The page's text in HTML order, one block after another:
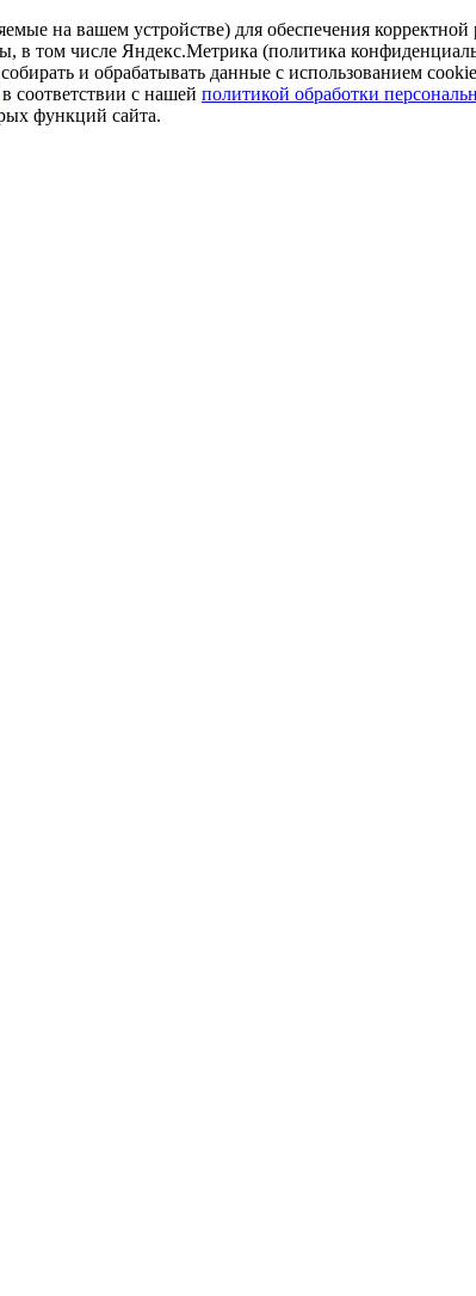
на вашем устройстве) для обеспечения корректной
в том числе Яндекс.Метрика (политика
и обрабатывать данные с использованием
в соответствии с нашей политикой обработки
функций сайта.